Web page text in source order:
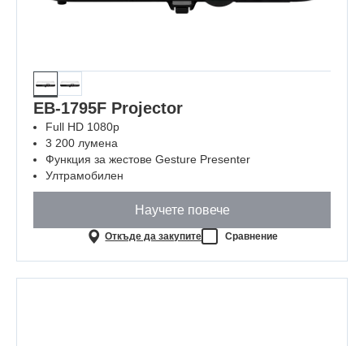
EB-1795F Projector
Full HD 1080p
3 200 лумена
Функция за жестове Gesture Presenter
Ултрамобилен
Научете повече
Откъде да закупите Сравнение